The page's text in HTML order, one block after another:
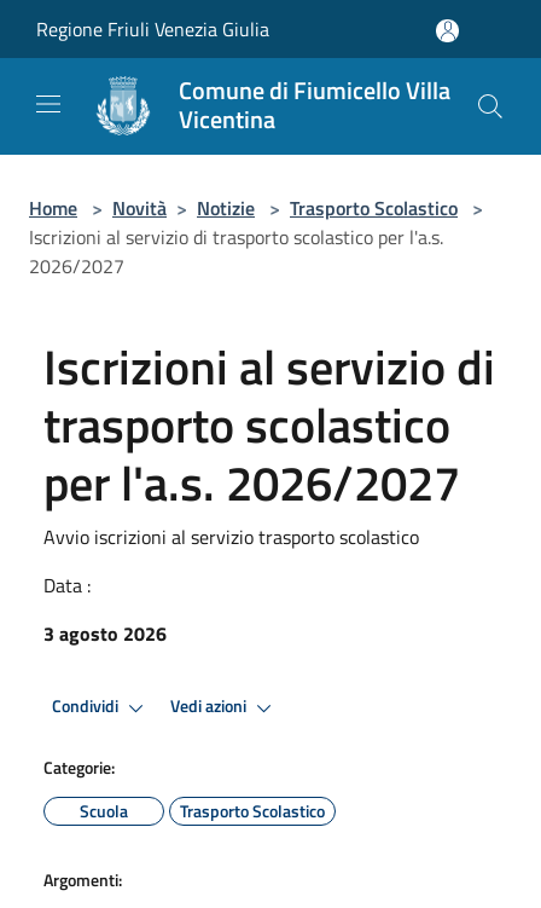
Regione Friuli Venezia Giulia
Comune di Fiumicello Villa
Vicentina
Home > Novità > Notizie > Trasporto Scolastico >
Iscrizioni al servizio di trasporto scolastico per l'a.s.
2026/2027
Iscrizioni al servizio di
trasporto scolastico
per l'a.s. 2026/2027
Avvio iscrizioni al servizio trasporto scolastico
Data :
3 agosto 2026
Condividi Vedi azioni
Categorie:
Scuola
Trasporto Scolastico
Argomenti: